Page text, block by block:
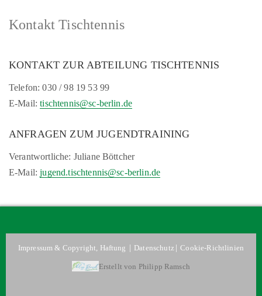
Kontakt Tischtennis
KONTAKT ZUR ABTEILUNG TISCHTENNIS
Telefon: 030 / 98 19 53 99
E-Mail:tischtennis@sc-berlin.de
ANFRAGEN ZUM JUGENDTRAINING
Verantwortliche: Juliane Böttcher
E-Mail:jugend.tischtennis@sc-berlin.de
Impressum & Copyright, Haftung | Datenschutz|Cookie-Richtlinien
Erstellt von Philipp Ramsch